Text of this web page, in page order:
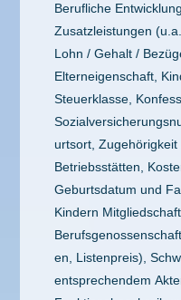
Berufliche Entwicklung,
Zusatzleistungen
Lohn / Gehalt /
Elterneigenschaft,
Steuerklasse,
urtsort, Zugehörigkeit
Betriebsstätten,
Geburtsdatum und
Kindern
en, Listenpreis),
entsprechendem